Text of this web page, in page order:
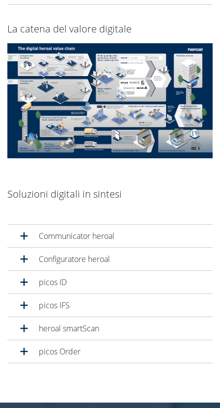
La catena del valore digitale
Soluzioni digitali in sintesi
Communicator heroal
Configuratore heroal
picos ID
picos IFS
heroal smartScan
picos Order